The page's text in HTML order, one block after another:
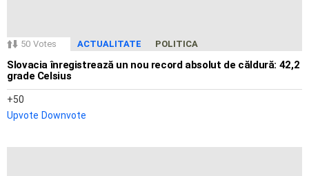
50 Votes ACTUALITATE POLITICA
Slovacia înregistrează un nou record absolut de căldură: 42,2
grade Celsius
50
Upvote Downvote